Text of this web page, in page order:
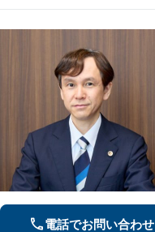
電話でお問い合わせ